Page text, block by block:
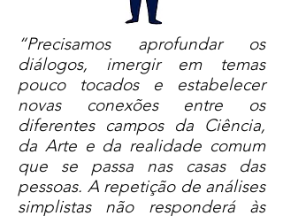
“Precisamos aprofundar os
diálogos, imergir em temas
pouco tocados e estabelecer
novas conexões entre os
diferentes campos da Ciência,
da Arte e da realidade comum
que se passa nas casas das
pessoas. A repetição de análises
simplistas não responderá às